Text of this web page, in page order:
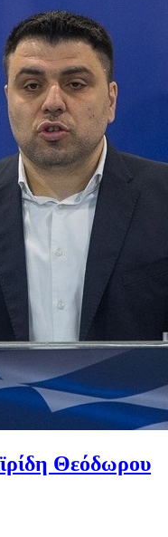
Θεόδωρου